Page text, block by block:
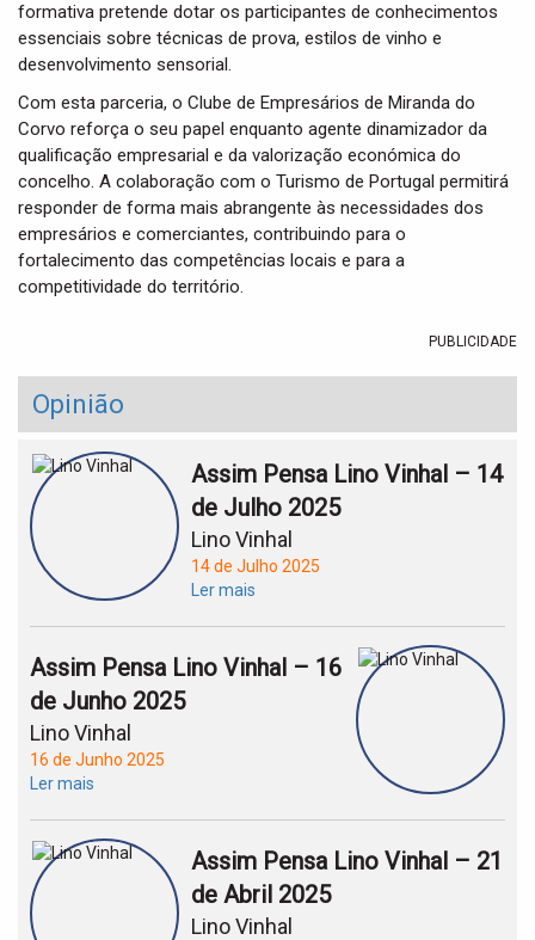
formativa pretende dotar os participantes de conhecimentos
essenciais sobre técnicas de prova, estilos de vinho e
desenvolvimento sensorial.
Com esta parceria, o Clube de Empresários de Miranda do
Corvo reforça o seu papel enquanto agente dinamizador da
qualificação empresarial e da valorização económica do
concelho. A colaboração com o Turismo de Portugal permitirá
responder de forma mais abrangente às necessidades dos
empresários e comerciantes, contribuindo para o
fortalecimento das competências locais e para a
competitividade do território.
PUBLICIDADE
Opinião
Assim Pensa Lino Vinhal – 14
de Julho 2025
Lino Vinhal
14 de Julho 2025
Ler mais
Assim Pensa Lino Vinhal – 16
de Junho 2025
Lino Vinhal
16 de Junho 2025
Ler mais
Assim Pensa Lino Vinhal – 21
de Abril 2025
Lino Vinhal